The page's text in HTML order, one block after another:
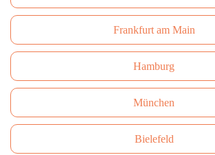
Frankfurt am Main
Hamburg
München
Bielefeld